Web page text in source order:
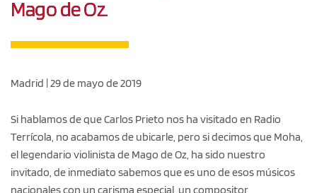
Mago de Oz.
Madrid | 29 de mayo de 2019
Si hablamos de que Carlos Prieto nos ha visitado en Radio
Terrícola, no acabamos de ubicarle, pero si decimos que Moha,
el legendario violinista de Mago de Oz, ha sido nuestro
invitado, de inmediato sabemos que es uno de esos músicos
nacionales con un carisma especial, un compositor